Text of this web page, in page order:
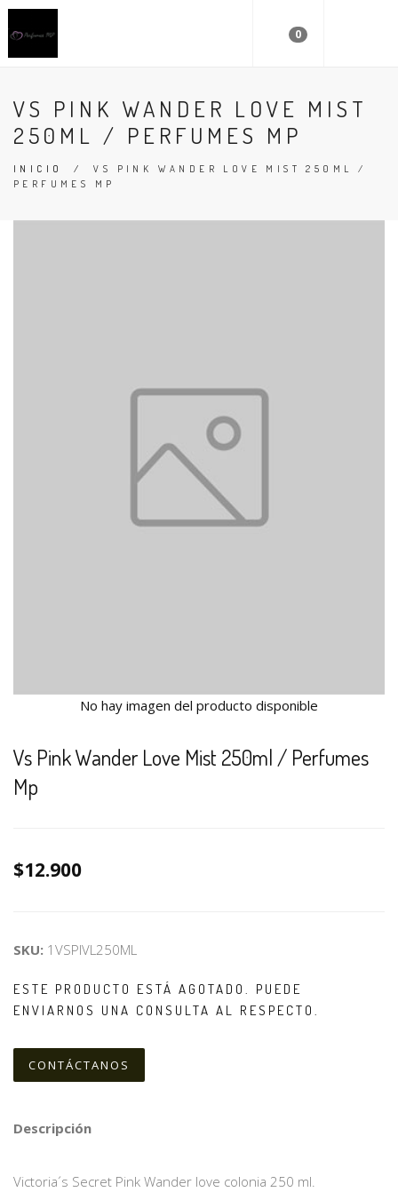
0
VS PINK WANDER LOVE MIST
250ML / PERFUMES MP
INICIO /VS PINK WANDER LOVE MIST 250ML /
PERFUMES MP
No hay imagen del producto disponible
Vs Pink Wander Love Mist 250ml / Perfumes
Mp
$12.900
SKU: 1VSPIVL250ML
ESTE PRODUCTO ESTÁ AGOTADO. PUEDE
ENVIARNOS UNA CONSULTA AL RESPECTO.
CONTÁCTANOS
Descripción
Victoria´s Secret Pink Wander love colonia 250 ml.